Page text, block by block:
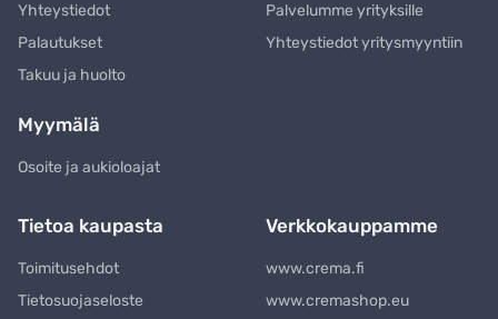
Yhteystiedot
Palautukset
Takuu ja huolto
Palvelumme yrityksille
Yhteystiedot yritysmyyntiin
Myymälä
Osoite ja aukioloajat
Tietoa kaupasta
Toimitusehdot
Tietosuojaseloste
Verkkokauppamme
www.crema.fi
www.cremashop.eu